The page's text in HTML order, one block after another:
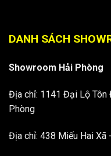
DANH SÁCH
Showroom Hải Phòng
Địa chỉ: 1141 Đại Lộ Tôn
Phòng
Địa chỉ: 438 Miếu Hai Xã